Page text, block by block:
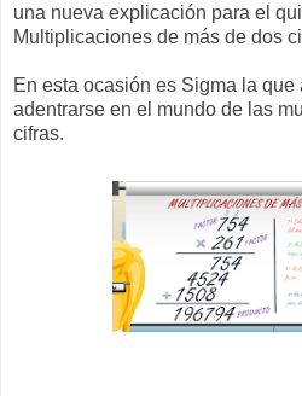
una nueva explicación para el
Multiplicaciones de más de dos
En esta ocasión es Sigma la
adentrarse en el mundo de las
cifras.